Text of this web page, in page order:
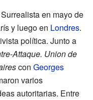
en mayo de
y luego en Londres.
política. Junto a
Attaque. Union de
con Georges
varios
autoritarias. Entre